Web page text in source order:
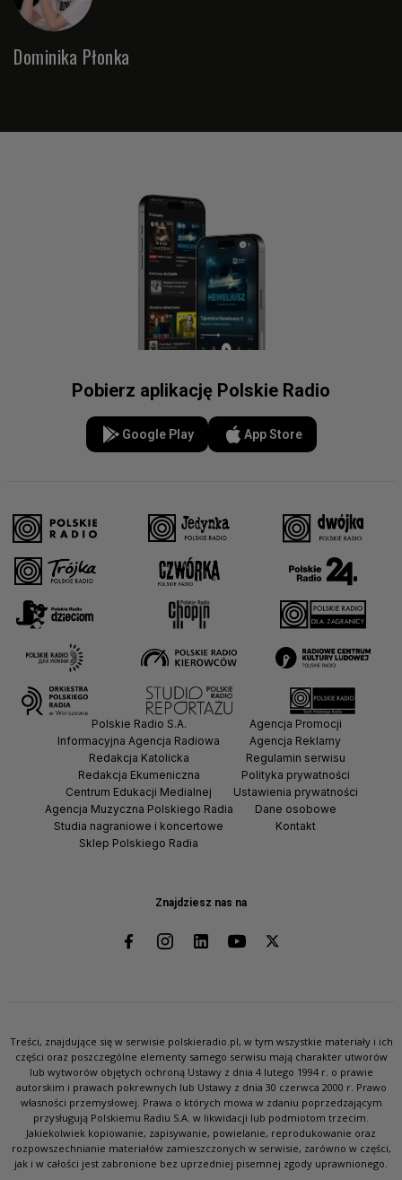
Dominika Płonka
Pobierz aplikację Polskie Radio
Google Play App Store
Znajdziesz nas na
Polskie Radio S.A.
Informacyjna Agencja Radiowa
Redakcja Katolicka
Redakcja Ekumeniczna
Centrum Edukacji Medialnej
Agencja Muzyczna Polskiego Radia
Studia nagraniowe i koncertowe
Sklep Polskiego Radia
Agencja Promocji
Agencja Reklamy
Regulamin serwisu
Polityka prywatności
Ustawienia prywatności
Dane osobowe
Kontakt
Treści, znajdujące się w serwisie polskieradio.pl, w tym wszystkie materiały i ich
części oraz poszczególne elementy samego serwisu mają charakter utworów
lub wytworów objętych ochroną Ustawy z dnia 4 lutego 1994 r. o prawie
autorskim i prawach pokrewnych lub Ustawy z dnia 30 czerwca 2000 r. Prawo
własności przemysłowej. Prawa o których mowa w zdaniu poprzedzającym
przysługują Polskiemu Radiu S.A. w likwidacji lub podmiotom trzecim.
Jakiekolwiek kopiowanie, zapisywanie, powielanie, reprodukowanie oraz
rozpowszechnianie materiałów zamieszczonych w serwisie, zarówno w części,
jak i w całości jest zabronione bez uprzedniej pisemnej zgody uprawnionego.